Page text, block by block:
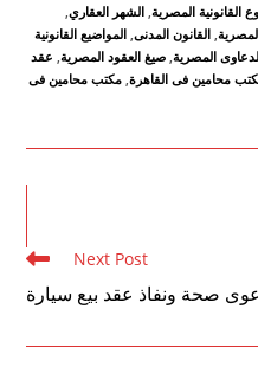
القانونية المصرية, الشهر العقاري,
, القانون المدنى, المواضيع القانونية
المصرية, صيغ العقود المصرية, عقد
محامين فى القاهرة, مكتب محامين فى
Next Post
صحة ونفاذ عقد بيع سيارة